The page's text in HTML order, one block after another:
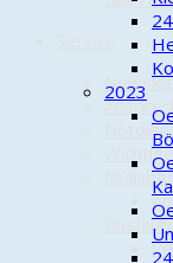
2023